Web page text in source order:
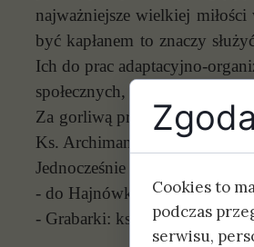
najważniejsze wielkiej
być kapłanem to znaczy
Ich do prac adaptacyjno-
społecznych, co wcale nie
Za gorliwą pracę oraz
Ks. Archimandrycie. W
Jednocześnie Jego Eminencja
- do Hajnówki: ks. Jana
- Grabarki: ks. Michała
Cookies to
podczas
serwisu,